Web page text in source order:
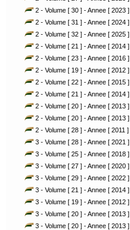
2 - Volume [ 30 ] - Annee [ 2023 ]
2 - Volume [ 31 ] - Annee [ 2024 ]
2 - Volume [ 32 ] - Annee [ 2025 ]
2 - Volume [ 21 ] - Annee [ 2014 ]
2 - Volume [ 23 ] - Annee [ 2016 ]
2 - Volume [ 19 ] - Annee [ 2012 ]
2 - Volume [ 22 ] - Annee [ 2015 ]
2 - Volume [ 21 ] - Annee [ 2014 ]
2 - Volume [ 20 ] - Annee [ 2013 ]
2 - Volume [ 20 ] - Annee [ 2013 ]
2 - Volume [ 28 ] - Annee [ 2011 ]
3 - Volume [ 28 ] - Annee [ 2021 ]
3 - Volume [ 25 ] - Annee [ 2018 ]
3 - Volume [ 27 ] - Annee [ 2020 ]
3 - Volume [ 29 ] - Annee [ 2022 ]
3 - Volume [ 21 ] - Annee [ 2014 ]
3 - Volume [ 19 ] - Annee [ 2012 ]
3 - Volume [ 20 ] - Annee [ 2013 ]
3 - Volume [ 20 ] - Annee [ 2013 ]